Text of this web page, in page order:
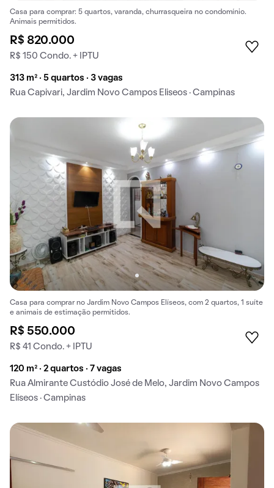
Casa para comprar: 5 quartos, varanda, churrasqueira no condomínio.
Animais permitidos.
R$ 820.000
R$ 150 Condo. + IPTU
313 m² · 5 quartos · 3 vagas
Rua Capivari, Jardim Novo Campos Eliseos · Campinas
Casa para comprar no Jardim Novo Campos Elíseos, com 2 quartos, 1 suíte
e animais de estimação permitidos.
R$ 550.000
R$ 41 Condo. + IPTU
120 m² · 2 quartos · 7 vagas
Rua Almirante Custódio José de Melo, Jardim Novo Campos
Elíseos · Campinas